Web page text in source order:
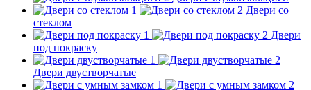
Двери со
стеклом
Двери
под покраску
Двери двустворчатые